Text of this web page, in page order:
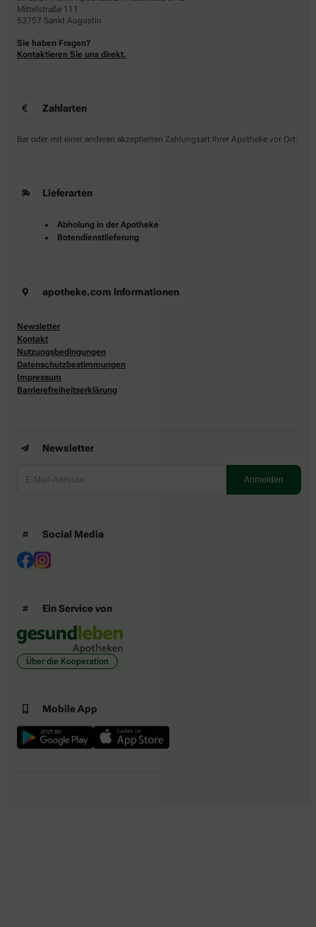
Mittelstraße 111
53757 Sankt Augustin
Sie haben Fragen?
Kontaktieren Sie uns direkt.
Zahlarten
Bar oder mit einer anderen akzeptierten Zahlungsart Ihrer Apotheke vor Ort.
Lieferarten
Abholung in der Apotheke
Botendienstlieferung
apotheke.com Informationen
Newsletter
Kontakt
Nutzungsbedingungen
Datenschutzbestimmungen
Impressum
Barrierefreiheitserklärung
Newsletter
Social Media
Ein Service von
Über die Kooperation
Mobile App